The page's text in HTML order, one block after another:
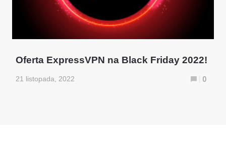
Oferta ExpressVPN na Black Friday 2022!
21 listopada, 2022 0